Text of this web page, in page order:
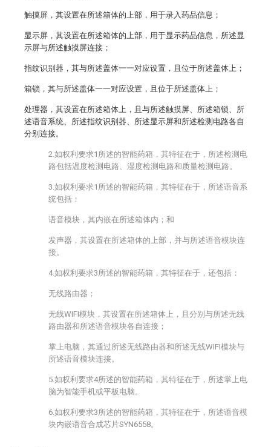
触摸屏，其设置在所述箱体的上部，用于录入药品信息；
显示屏，其设置在所述箱体的上部，用于显示药品信息，所述显
示屏与所述触摸屏连接；
指纹识别器，其与所述盖体一一对应设置，且位于所述盖体上；
箱锁，其与所述盖体一一对应设置，且位于所述盖体上；
处理器，其设置在所述箱体上，且与所述触摸屏、所述箱锁、所
述语音系统、所述指纹识别器、所述显示屏和所述检测电路各自
分别连接。
2.如权利要求1所述的智能药箱，其特征在于，所述检测电
路包括温度检测电路、湿度检测电路和质量检测电路。
3.如权利要求1所述的智能药箱，其特征在于，所述语音系
统包括：
语音模块，其内嵌在所述箱体内；和
发声器，其设置在所述箱体的上部，并与所述语音模块连
接。
4.如权利要求3所述的智能药箱，其特征在于，还包括：
无线路由器；
无线WIFI模块，其设置在所述箱体上，且分别与所述无线
路由器和所述语音模块各自连接；
掌上电脑，其通过所述无线路由器和所述无线WIFI模块与
所述语音模块连接。
5.如权利要求4所述的智能药箱，其特征在于，所述掌上电
脑为智能手机或平板电脑。
6.如权利要求3所述的智能药箱，其特征在于，所述语音模
块内嵌语音合成芯片SYN6558。